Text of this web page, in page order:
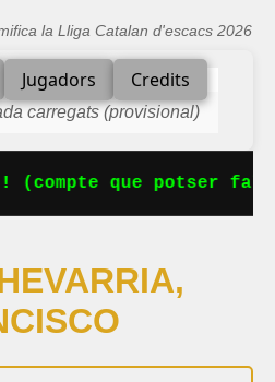
la Lliga Catalan d'escacs 2026
Jugadors Credits
carregats (provisional)
(compte que potser